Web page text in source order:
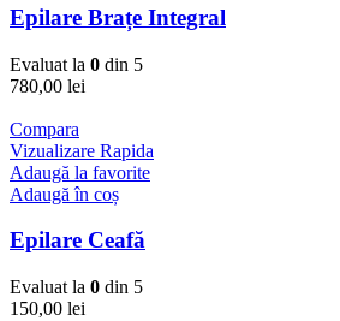
Epilare Brațe Integral
Evaluat la 0 din 5
780,00 lei
Compara
Vizualizare Rapida
Adaugă la favorite
Adaugă în coș
Epilare Ceafă
Evaluat la 0 din 5
150,00 lei